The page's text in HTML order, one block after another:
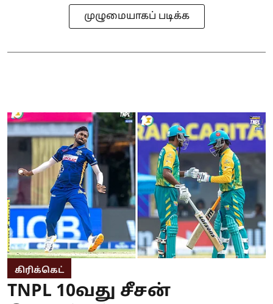
முழுமையாகப் படிக்க
கிரிக்கெட்
TNPL 10வது சீசன்